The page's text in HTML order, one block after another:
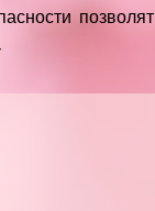
позволят